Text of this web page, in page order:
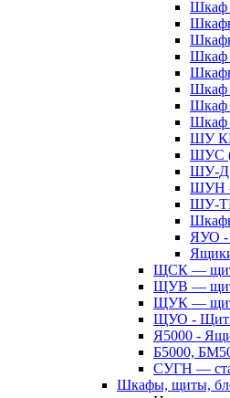
Шкаф
Шкаф
Шкаф
Шкаф
Шкаф
ШУ
ШУС
ШУ-Д -
ШУН -
ШУ-ТП
ЯУО -
ЩСК — щит
ЩУВ — щит
ЩУК — щит
ЩУО - Щиты
Я5000 -
Б5000,
СУГН —
Шкафы, щиты,